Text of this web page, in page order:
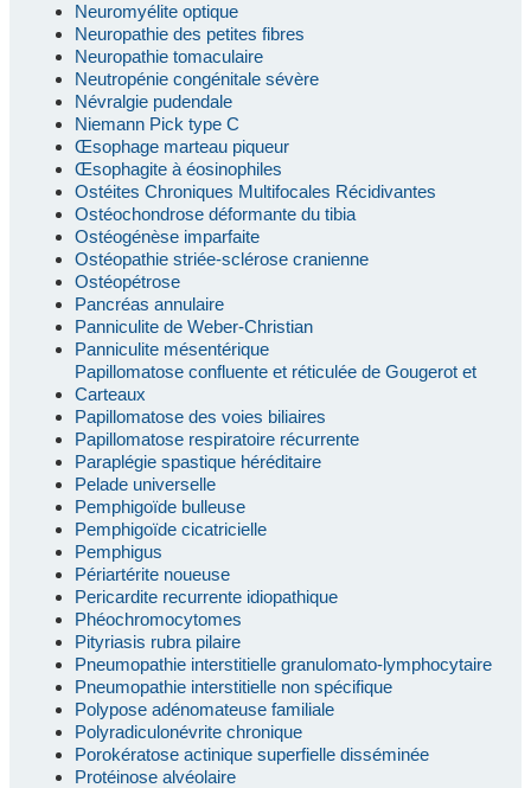
Neuromyélite optique
Neuropathie des petites fibres
Neuropathie tomaculaire
Neutropénie congénitale sévère
Névralgie pudendale
Niemann Pick type C
Œsophage marteau piqueur
Œsophagite à éosinophiles
Ostéites Chroniques Multifocales Récidivantes
Ostéochondrose déformante du tibia
Ostéogénèse imparfaite
Ostéopathie striée-sclérose cranienne
Ostéopétrose
Pancréas annulaire
Panniculite de Weber-Christian
Panniculite mésentérique
Papillomatose confluente et réticulée de Gougerot et
Carteaux
Papillomatose des voies biliaires
Papillomatose respiratoire récurrente
Paraplégie spastique héréditaire
Pelade universelle
Pemphigoïde bulleuse
Pemphigoïde cicatricielle
Pemphigus
Périartérite noueuse
Pericardite recurrente idiopathique
Phéochromocytomes
Pityriasis rubra pilaire
Pneumopathie interstitielle granulomato-lymphocytaire
Pneumopathie interstitielle non spécifique
Polypose adénomateuse familiale
Polyradiculonévrite chronique
Porokératose actinique superfielle disséminée
Protéinose alvéolaire